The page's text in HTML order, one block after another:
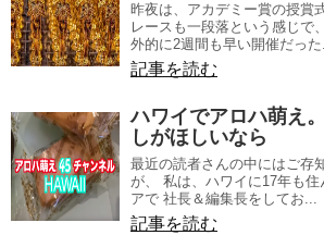
昨夜は、アカデミー賞の授賞
レースも一段落という感じで
外的に2週間も早い開催だっ
記事を読む
ハワイでアロハ萌え
しがほしいなら
最近の読者さんの中にはご存
が、 私は、ハワイに17年も
アで 社長＆編集長をしてお...
記事を読む